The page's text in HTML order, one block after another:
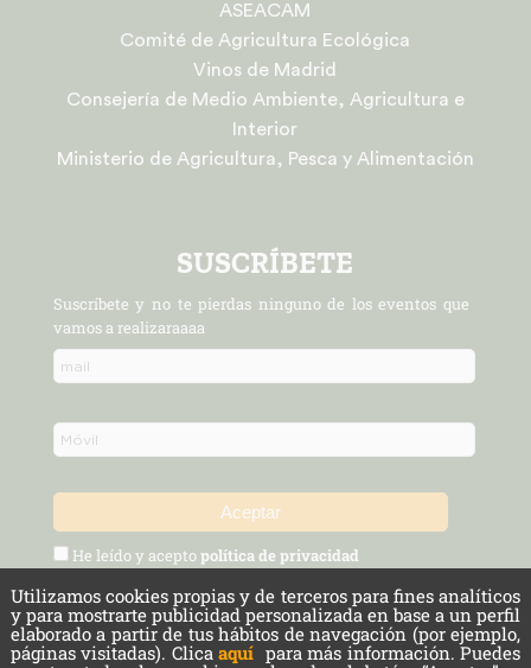
ASEACAM
Comité de Agricultura Ecológica
Vinos de Madrid
Consejería de Medio Ambiente, Agricultura e
Interior
Ministerio de Agricultura, Pesca y Alimentación
SUSCRÍBETE
Suscríbete y no te pierdas ninguno de los eventos que
vamos a realizaraaaa
He leído y aceptopolítica de privacidad
Política de Privacidad y Aviso Legal Protección de datos
Cookies
Utilizamos cookies propias y de terceros para fines analíticos
y para mostrarte publicidad personalizada en base a un perfil
elaborado a partir de tus hábitos de navegación (por ejemplo,
páginas visitadas). Clicaaquí para más información. Puedes